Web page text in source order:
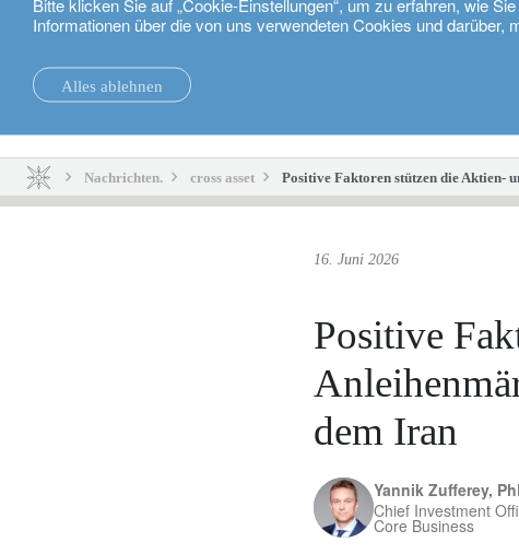
Informationen über die von uns verwendeten Cookies und
Alles ablehnen
Nachrichten. cross asset Positive Faktoren stützen die Aktien-
16. Juni 2026
Positive
dem Iran
Yannik Zufferey,
Chief Investment
Core Business